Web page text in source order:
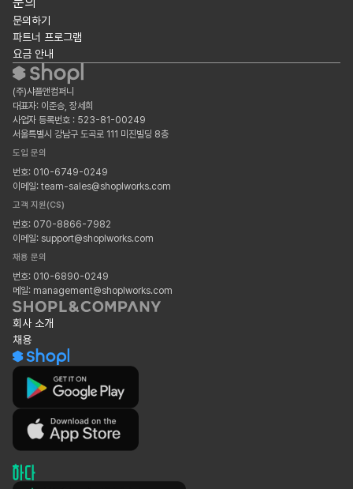
문의하기
파트너 프로그램
요금 안내
(주)샤플앤컴퍼니
대표자: 이준승, 장세희
사업자 등록번호 : 523-81-00249
서울특별시 강남구 도곡로 111 미진빌딩 8층
도입 문의
번호: 010-6749-0249
이메일: team-sales@shoplworks.com
고객 지원(CS)
번호: 070-8866-7982
이메일: support@shoplworks.com
채용 문의
번호: 010-6890-0249
메일: management@shoplworks.com
회사 소개
채용